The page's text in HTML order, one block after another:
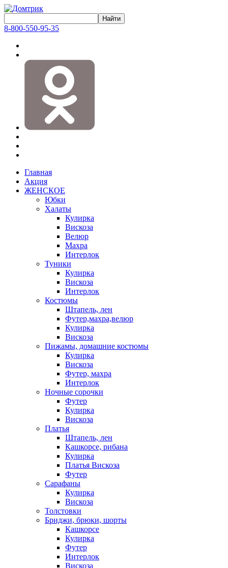
8-800-550-95-35
Главная
Акция
ЖЕНСКОЕ
Юбки
Халаты
Кулирка
Вискоза
Велюр
Махра
Интерлок
Туники
Кулирка
Вискоза
Интерлок
Костюмы
Штапель, лен
Футер,махра,велюр
Кулирка
Вискоза
Пижамы, домашние костюмы
Кулирка
Вискоза
Футер, махра
Интерлок
Ночные сорочки
Футер
Кулирка
Вискоза
Платья
Штапель, лен
Кашкорсе, рибана
Кулирка
Платья Вискоза
Футер
Сарафаны
Кулирка
Вискоза
Толстовки
Бриджи, брюки, шорты
Кашкорсе
Кулирка
Футер
Интерлок
Вискоза